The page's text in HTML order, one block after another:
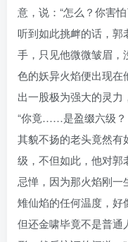
意，说：“怎么？你害
听到如此挑衅的话，郭
手，只见他微微皱眉，
色的妖异火焰便出现在
出一股极为强大的灵力
“你竟……是盈缀六级？
其貌不扬的老头竟然有
级，不但如此，他对郭
忌惮，因为那火焰刚一
雉仙焰的任何温度，好
但还金啸毕竟不是普通